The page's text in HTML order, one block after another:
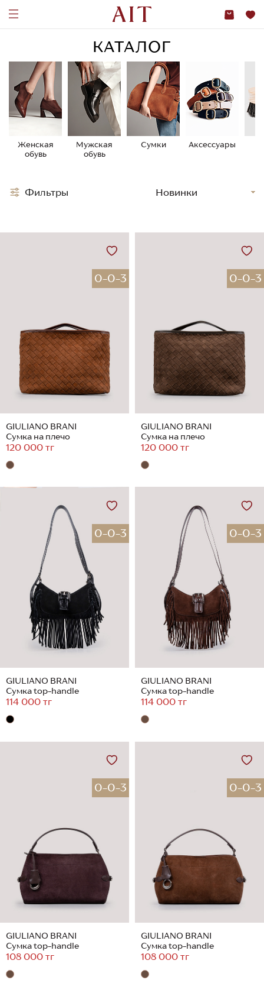
КАТАЛОГ
Женская
обувь
Мужская
обувь
Сумки Аксессуары
0-0-3
GIULIANO BRANI
Сумка на плечо
120 000 тг
0-0-3
GIULIANO BRANI
Сумка на плечо
120 000 тг
0-0-3
GIULIANO BRANI
Сумка top-handle
114 000 тг
0-0-3
GIULIANO BRANI
Сумка top-handle
114 000 тг
0-0-3
GIULIANO BRANI
Сумка top-handle
108 000 тг
0-0-3
GIULIANO BRANI
Сумка top-handle
108 000 тг
Фильтры